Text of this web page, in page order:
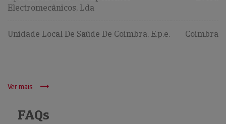
Electromecânicos, Lda
Unidade Local De Saúde De Coimbra, E.p.e. Coimbra
Ver mais
FAQs